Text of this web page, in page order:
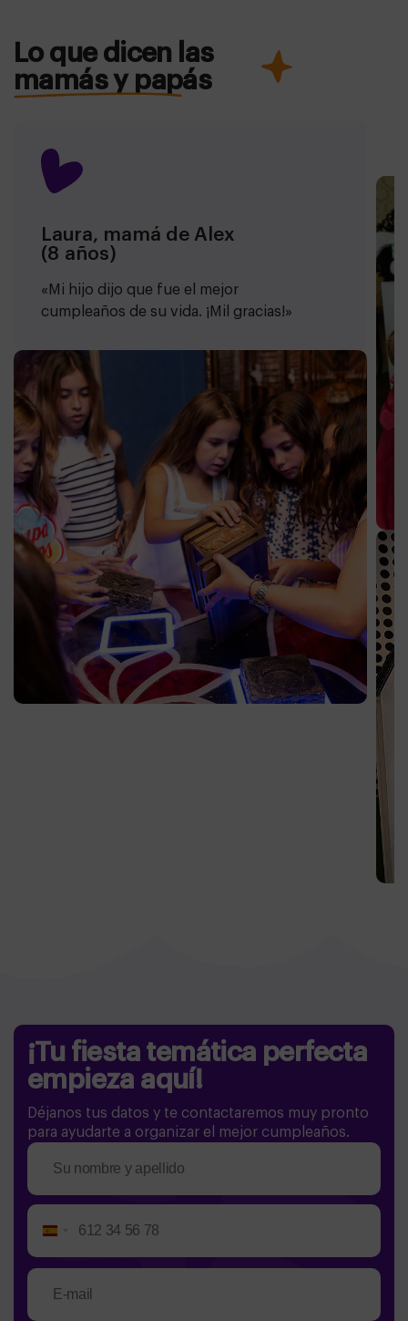
Lo que dicen las
mamás y papás
Laura, mamá de Alex
(8 años)
«Mi hijo dijo que fue el mejor
cumpleaños de su vida. ¡Mil gracias!»
¡Tu fiesta temática perfecta
empieza aquí!
Déjanos tus datos y te contactaremos muy pronto
para ayudarte a organizar el mejor cumpleaños.
Spain
+34